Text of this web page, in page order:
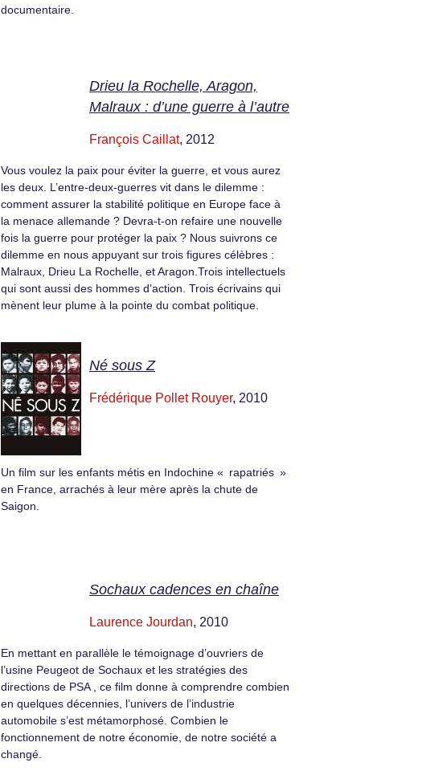
documentaire.
Drieu la Rochelle, Aragon,
Malraux : d’une guerre à l’autre
François Caillat, 2012
Vous voulez la paix pour éviter la guerre, et vous aurez
les deux. L’entre-deux-guerres vit dans le dilemme :
comment assurer la stabilité politique en Europe face à
la menace allemande ? Devra-t-on refaire une nouvelle
fois la guerre pour protéger la paix ? Nous suivrons ce
dilemme en nous appuyant sur trois figures célèbres :
Malraux, Drieu La Rochelle, et Aragon.Trois intellectuels
qui sont aussi des hommes d’action. Trois écrivains qui
mènent leur plume à la pointe du combat politique.
Né sous Z
Frédérique Pollet Rouyer, 2010
Un film sur les enfants métis en Indochine « rapatriés »
en France, arrachés à leur mère après la chute de
Saigon.
Sochaux cadences en chaîne
Laurence Jourdan, 2010
En mettant en parallèle le témoignage d’ouvriers de
l’usine Peugeot de Sochaux et les stratégies des
directions de PSA , ce film donne à comprendre combien
en quelques décennies, l’univers de l’industrie
automobile s’est métamorphosé. Combien le
fonctionnement de notre économie, de notre société a
changé.